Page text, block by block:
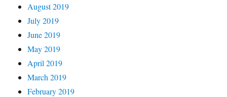
August 2019
July 2019
June 2019
May 2019
April 2019
March 2019
February 2019